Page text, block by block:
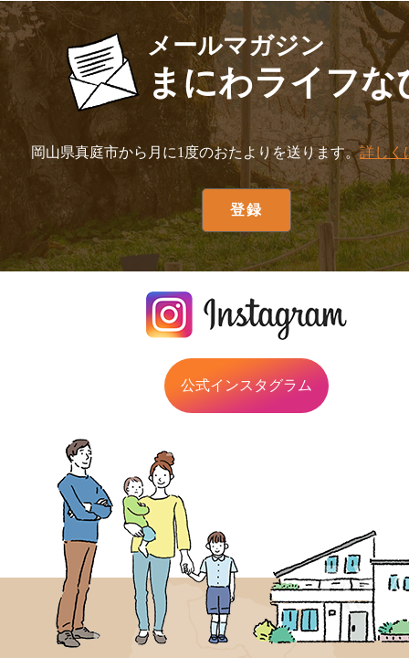
メールマガジン
まにわライフな
岡山県真庭市から月に1度のおたよりを送ります。詳しく
公式インスタグラム